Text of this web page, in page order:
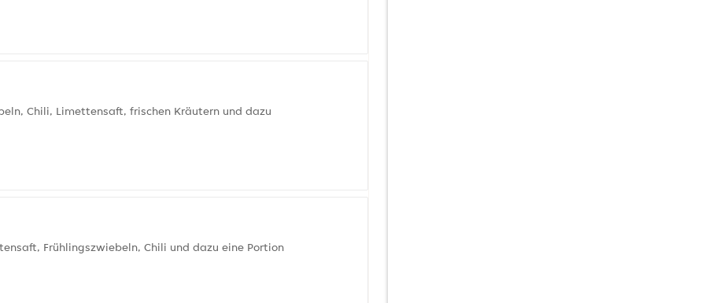
Chili, Limettensaft, frischen Kräutern und dazu
Frühlingszwiebeln, Chili und dazu eine Portion